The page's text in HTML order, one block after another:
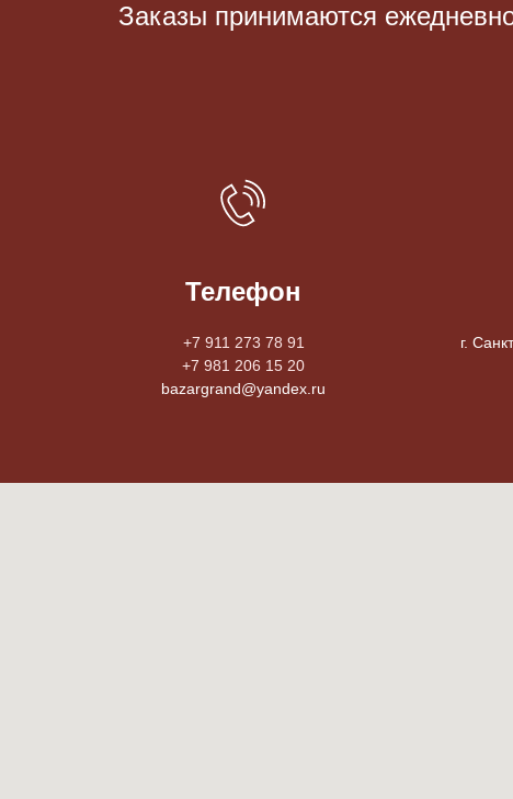
Заказы принимаются
Телефон
+7 911 273 78 91
+7 981 206 15 20
bazargrand@yandex.ru
г.